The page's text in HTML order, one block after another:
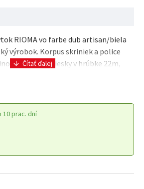
RIOMA vo farbe dub artisan/biela
výrobok. Korpus skriniek a police
drevotriesky v hrúbke 22m,
10 prac. dní